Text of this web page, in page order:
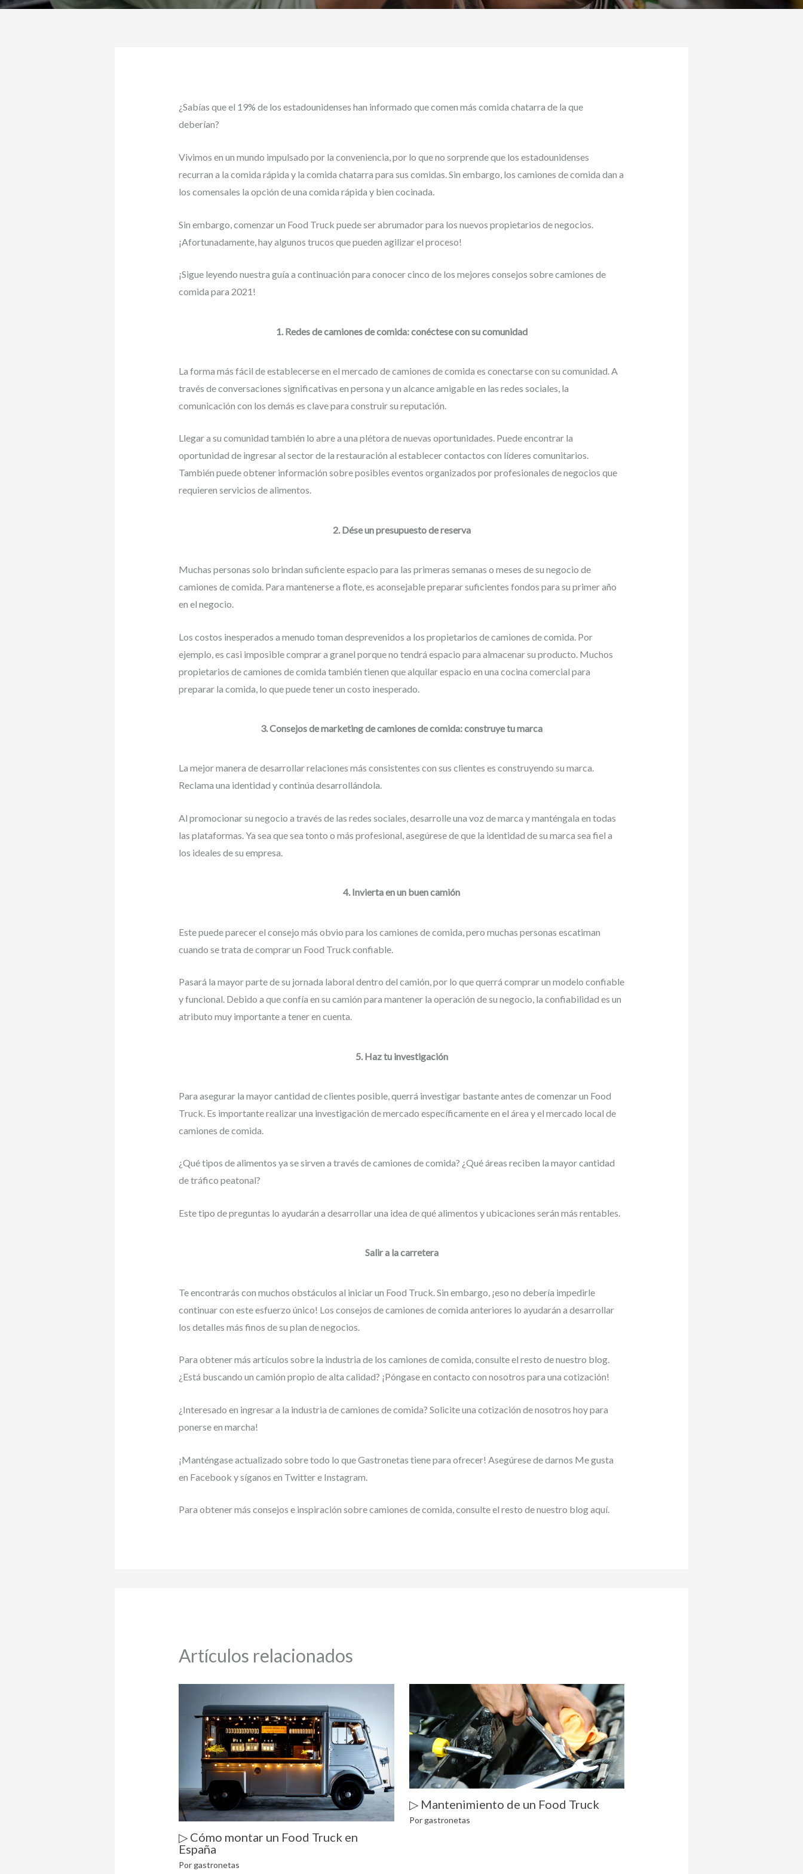
¿Sabías que el 19% de los estadounidenses han informado que comen más comida chatarra de la que
deberían?
Vivimos en un mundo impulsado por la conveniencia, por lo que no sorprende que los estadounidenses
recurran a la comida rápida y la comida chatarra para sus comidas. Sin embargo, los camiones de comida dan a
los comensales la opción de una comida rápida y bien cocinada.
Sin embargo, comenzar un Food Truck puede ser abrumador para los nuevos propietarios de negocios.
¡Afortunadamente, hay algunos trucos que pueden agilizar el proceso!
¡Sigue leyendo nuestra guía a continuación para conocer cinco de los mejores consejos sobre camiones de
comida para 2021!
1. Redes de camiones de comida: conéctese con su comunidad
La forma más fácil de establecerse en el mercado de camiones de comida es conectarse con su comunidad. A
través de conversaciones significativas en persona y un alcance amigable en las redes sociales, la
comunicación con los demás es clave para construir su reputación.
Llegar a su comunidad también lo abre a una plétora de nuevas oportunidades. Puede encontrar la
oportunidad de ingresar al sector de la restauración al establecer contactos con líderes comunitarios.
También puede obtener información sobre posibles eventos organizados por profesionales de negocios que
requieren servicios de alimentos.
2. Dése un presupuesto de reserva
Muchas personas solo brindan suficiente espacio para las primeras semanas o meses de su negocio de
camiones de comida. Para mantenerse a flote, es aconsejable preparar suficientes fondos para su primer año
en el negocio.
Los costos inesperados a menudo toman desprevenidos a los propietarios de camiones de comida. Por
ejemplo, es casi imposible comprar a granel porque no tendrá espacio para almacenar su producto. Muchos
propietarios de camiones de comida también tienen que alquilar espacio en una cocina comercial para
preparar la comida, lo que puede tener un costo inesperado.
3. Consejos de marketing de camiones de comida: construye tu marca
La mejor manera de desarrollar relaciones más consistentes con sus clientes es construyendo su marca.
Reclama una identidad y continúa desarrollándola.
Al promocionar su negocio a través de las redes sociales, desarrolle una voz de marca y manténgala en todas
las plataformas. Ya sea que sea tonto o más profesional, asegúrese de que la identidad de su marca sea fiel a
los ideales de su empresa.
4. Invierta en un buen camión
Este puede parecer el consejo más obvio para los camiones de comida, pero muchas personas escatiman
cuando se trata de comprar un Food Truck confiable.
Pasará la mayor parte de su jornada laboral dentro del camión, por lo que querrá comprar un modelo confiable
y funcional. Debido a que confía en su camión para mantener la operación de su negocio, la confiabilidad es un
atributo muy importante a tener en cuenta.
5. Haz tu investigación
Para asegurar la mayor cantidad de clientes posible, querrá investigar bastante antes de comenzar un Food
Truck. Es importante realizar una investigación de mercado específicamente en el área y el mercado local de
camiones de comida.
¿Qué tipos de alimentos ya se sirven a través de camiones de comida? ¿Qué áreas reciben la mayor cantidad
de tráfico peatonal?
Este tipo de preguntas lo ayudarán a desarrollar una idea de qué alimentos y ubicaciones serán más rentables.
Salir a la carretera
Te encontrarás con muchos obstáculos al iniciar un Food Truck. Sin embargo, ¡eso no debería impedirle
continuar con este esfuerzo único! Los consejos de camiones de comida anteriores lo ayudarán a desarrollar
los detalles más finos de su plan de negocios.
Para obtener más artículos sobre la industria de los camiones de comida, consulte el resto de nuestro blog.
¿Está buscando un camión propio de alta calidad? ¡Póngase en contacto con nosotros para una cotización!
¿Interesado en ingresar a la industria de camiones de comida? Solicite una cotización de nosotros hoy para
ponerse en marcha!
¡Manténgase actualizado sobre todo lo que Gastronetas tiene para ofrecer! Asegúrese de darnos Me gusta
en Facebook y síganos en Twitter e Instagram.
Para obtener más consejos e inspiración sobre camiones de comida, consulte el resto de nuestro blog aquí.
Artículos relacionados
▷ Cómo montar un Food Truck en
España
Por gastronetas
▷ Mantenimiento de un Food Truck
Por gastronetas